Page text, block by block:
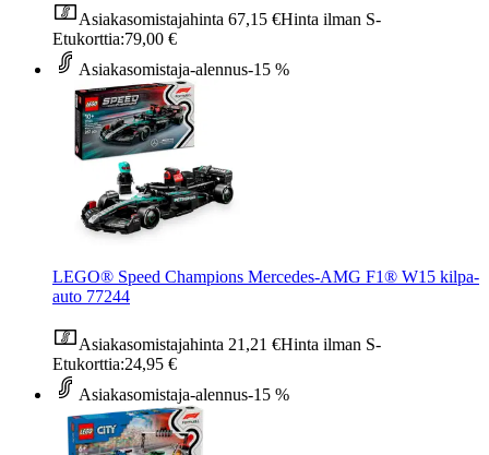
Asiakasomistajahinta 67,15 €Hinta ilman S-
Etukorttia:79,00 €
Asiakasomistaja-alennus-15 %
LEGO® Speed Champions Mercedes-AMG F1® W15 kilpa-
auto 77244
Asiakasomistajahinta 21,21 €Hinta ilman S-
Etukorttia:24,95 €
Asiakasomistaja-alennus-15 %